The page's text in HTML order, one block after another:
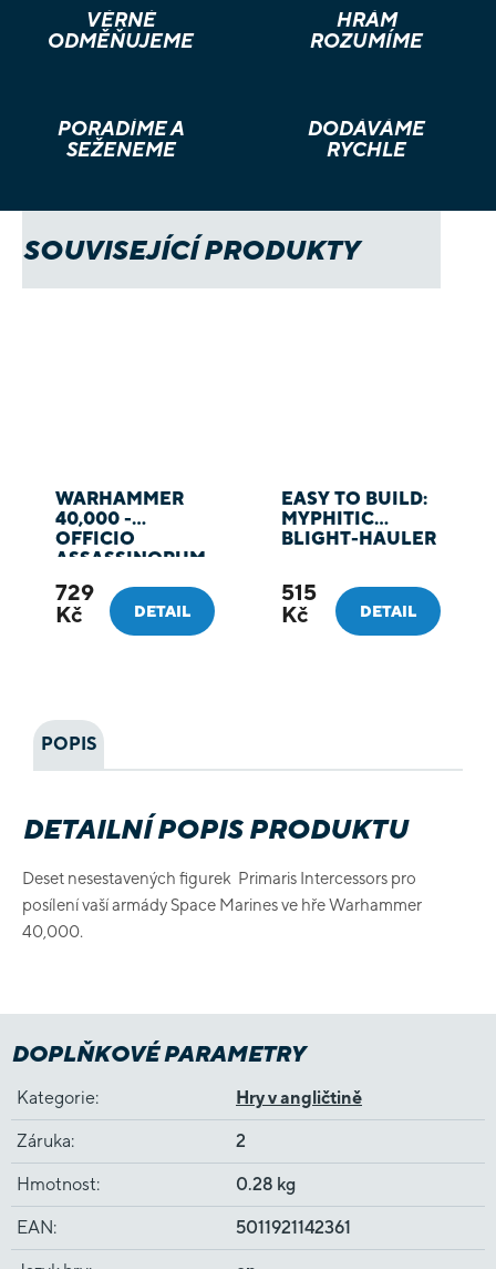
VĚRNÉ
ODMĚŇUJEME
HRÁM
ROZUMÍME
PORADÍME A
SEŽENEME
DODÁVÁME
RYCHLE
SOUVISEJÍCÍ PRODUKTY
WARHAMMER
40,000 -
OFFICIO
ASSASSINORUM
ASSASSIN
729
Kč
DETAIL
EASY TO BUILD:
MYPHITIC
BLIGHT-HAULER
515
Kč
DETAIL
POPIS
DETAILNÍ POPIS PRODUKTU
Deset nesestavených figurek Primaris Intercessors pro
posílení vaší armády Space Marines ve hře Warhammer
40,000.
DOPLŇKOVÉ PARAMETRY
Kategorie: Hry v angličtině
Záruka: 2
Hmotnost: 0.28 kg
EAN: 5011921142361